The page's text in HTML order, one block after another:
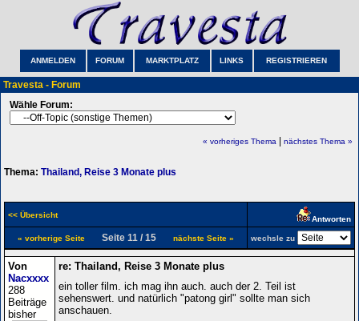
ANMELDEN FORUM MARKTPLATZ LINKS REGISTRIEREN
Travesta - Forum
Wähle Forum:
« vorheriges Thema nächstes Thema »
Thema: Thailand, Reise 3 Monate plus
<< Übersicht Antworten
« vorherige Seite Seite 11 / 15 nächste Seite » wechsle zu
Von
Nacxxxx
288
Beiträge
bisher
re: Thailand, Reise 3 Monate plus
ein toller film. ich mag ihn auch. auch der 2. Teil ist
sehenswert. und natürlich "patong girl" sollte man sich
anschauen.